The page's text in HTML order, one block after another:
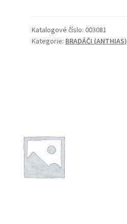
Katalogové číslo:003081
Kategorie: BRADÁČI (ANTHIAS)